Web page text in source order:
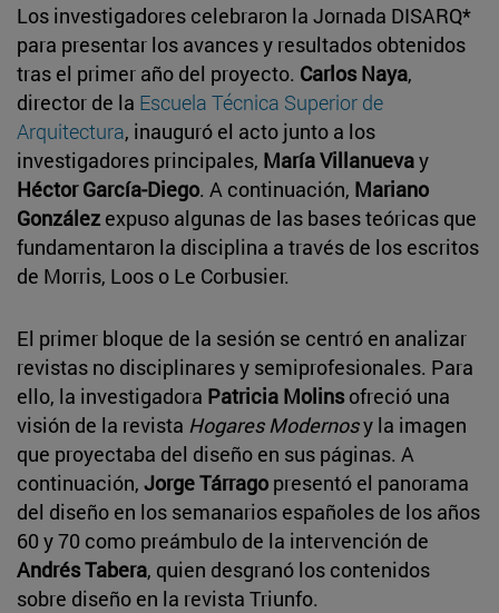
Los investigadores celebraron la Jornada DISARQ*
para presentar los avances y resultados obtenidos
tras el primer año del proyecto. Carlos Naya,
director de la Escuela Técnica Superior de
Arquitectura, inauguró el acto junto a los
investigadores principales, María Villanuevay
Héctor García-Diego. A continuación, Mariano
González expuso algunas de las bases teóricas que
fundamentaron la disciplina a través de los escritos
de Morris, Loos o Le Corbusier.
El primer bloque de la sesión se centró en analizar
revistas no disciplinares y semiprofesionales. Para
ello, la investigadora Patricia Molinsofreció una
visión de la revista Hogares Modernosy la imagen
que proyectaba del diseño en sus páginas. A
continuación, Jorge Tárrago presentó el panorama
del diseño en los semanarios españoles de los años
60 y 70 como preámbulo de la intervención de
Andrés Tabera, quien desgranó los contenidos
sobre diseño en la revista Triunfo.